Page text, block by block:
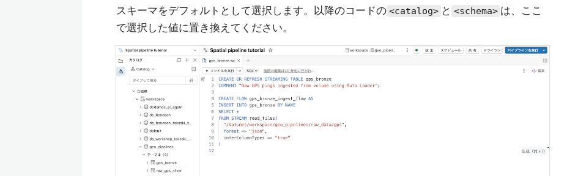
スキーマをデフォルトとして選択します。以降のコードの <catalog> と <schema> は、ここ
で選択した値に置き換えてください。